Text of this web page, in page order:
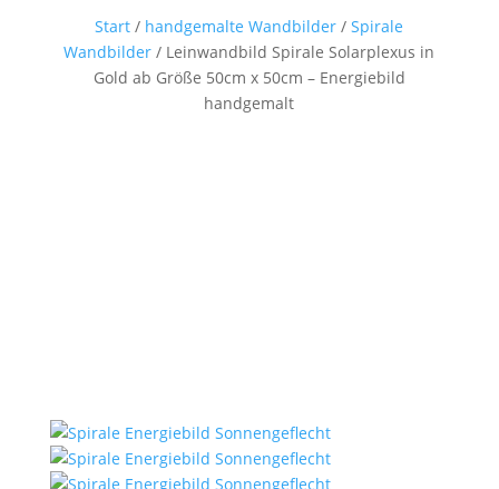
Start / handgemalte Wandbilder /Spirale
Wandbilder / Leinwandbild Spirale Solarplexus in
Gold ab Größe 50cm x 50cm – Energiebild
handgemalt